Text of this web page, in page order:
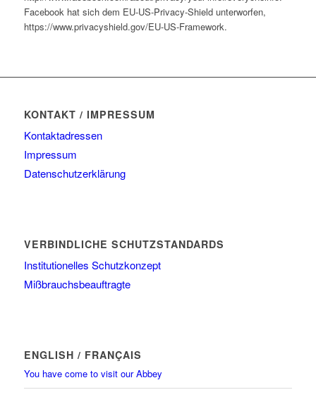
Facebook hat sich dem EU-US-Privacy-Shield unterworfen,
https://www.privacyshield.gov/EU-US-Framework.
KONTAKT / IMPRESSUM
Kontaktadressen
Impressum
Datenschutzerklärung
VERBINDLICHE SCHUTZSTANDARDS
Institutionelles Schutzkonzept
Mißbrauchsbeauftragte
ENGLISH / FRANÇAIS
You have come to visit our Abbey